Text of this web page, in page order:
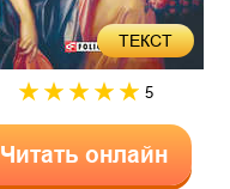
ТЕКСТ
5
Читать онлайн